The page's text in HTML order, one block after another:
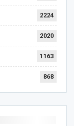
2224
2020
1163
868